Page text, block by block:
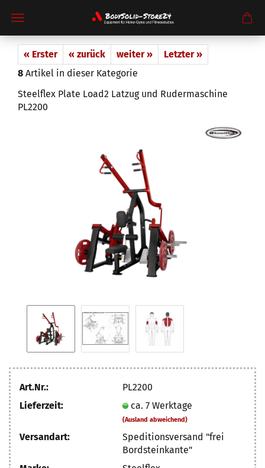
« Erster « zurück weiter »
Letzter »
8 Artikel in dieser Kategorie
Steelflex Plate Load2 Latzug und Rudermaschine
PL2200
Art.Nr.:
PL2200
Lieferzeit:
ca. 7 Werktage
(Ausland abweichend)
Versandart:
Speditionsversand "frei
Bordsteinkante"